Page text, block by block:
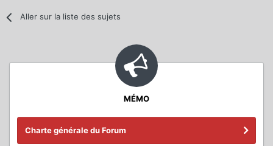
Aller sur la liste des sujets
MÉMO
Charte générale du Forum